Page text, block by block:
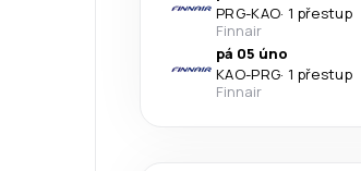
PRG-KAO· 1 přestup
Finnair
pá 05 úno
KAO-PRG· 1 přestup
Finnair